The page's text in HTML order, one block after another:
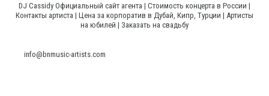
DJ Cassidy Официальный сайт агента | Стоимость концерта в России |
Контакты артиста | Цена за корпоратив в Дубай, Кипр, Турции | Артисты
на юбилей | Заказать на свадьбу
info@bnmusic-artists.com